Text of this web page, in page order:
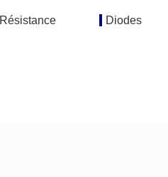
Résistance Diodes